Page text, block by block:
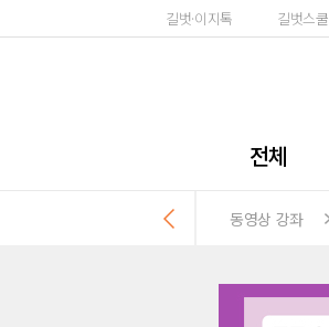
길벗·이지톡 길벗스쿨
전체
동영상 강좌